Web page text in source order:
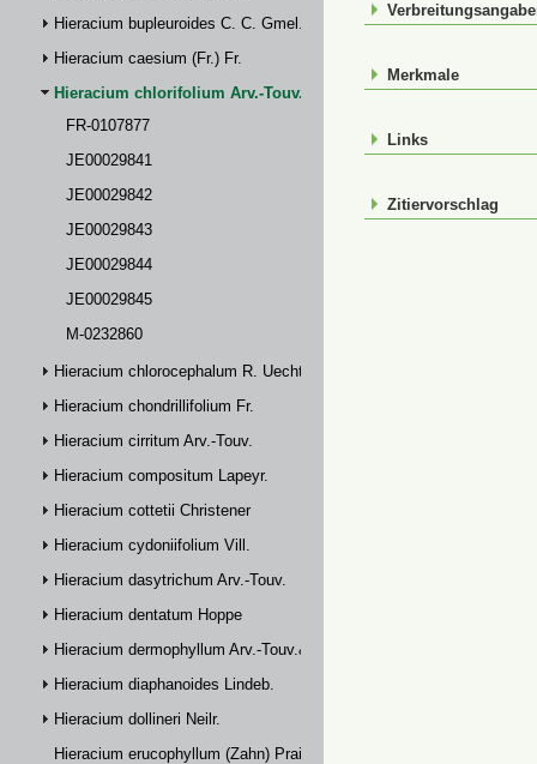
Hieracium bupleuroides C. C. Gmel.
Hieracium caesium (Fr.) Fr.
Hieracium chlorifolium Arv.-Touv.
FR-0107877
JE00029841
JE00029842
JE00029843
JE00029844
JE00029845
M-0232860
Hieracium chlorocephalum R. Uechtr.
Hieracium chondrillifolium Fr.
Hieracium cirritum Arv.-Touv.
Hieracium compositum Lapeyr.
Hieracium cottetii Christener
Hieracium cydoniifolium Vill.
Hieracium dasytrichum Arv.-Touv.
Hieracium dentatum Hoppe
Hieracium dermophyllum Arv.-Touv.& Briq.
Hieracium diaphanoides Lindeb.
Hieracium dollineri Neilr.
Hieracium erucophyllum (Zahn) Prain
Merkmale
Links
Zitiervorschlag